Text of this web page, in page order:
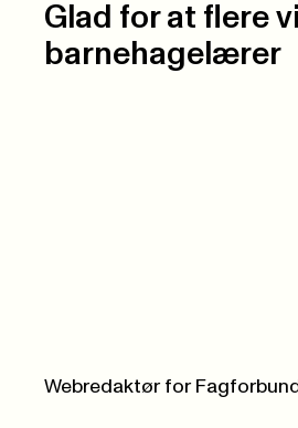
Glad for at flere
barnehagelærer
Webredaktør for